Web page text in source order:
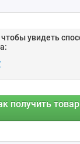
увидеть
получить товар